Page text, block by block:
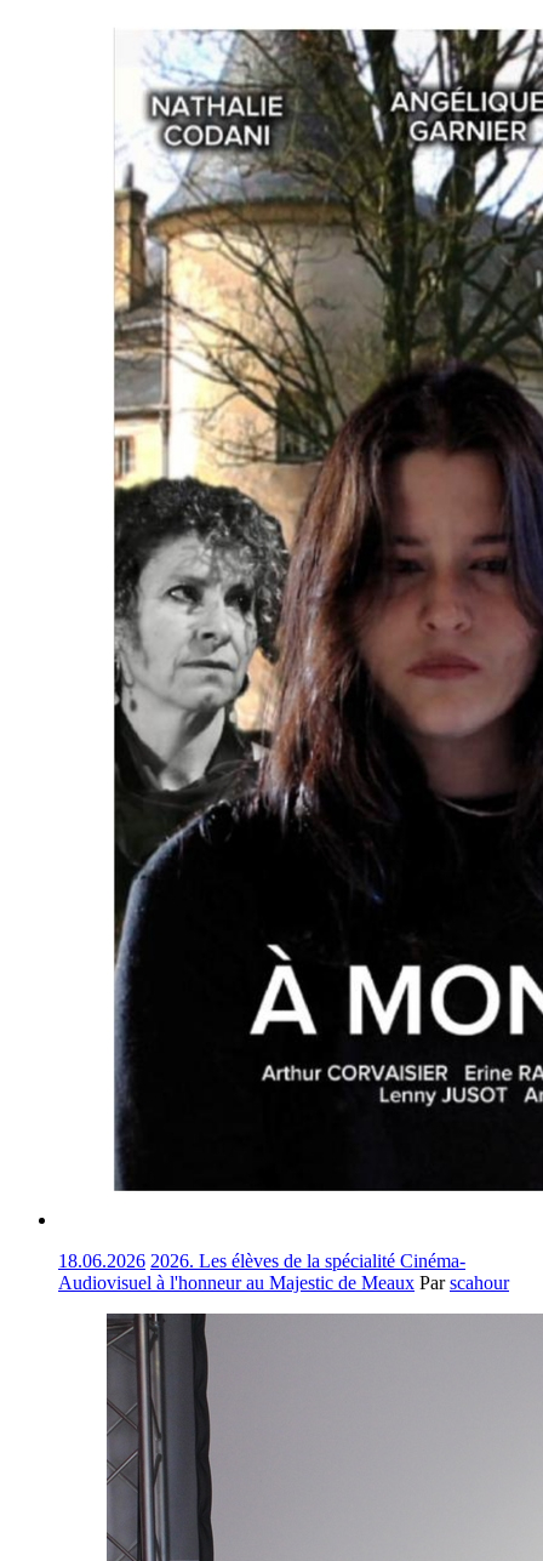
18.06.2026 2026. Les élèves de la spécialité Cinéma-
Audiovisuel à l'honneur au Majestic de Meaux Parscahour